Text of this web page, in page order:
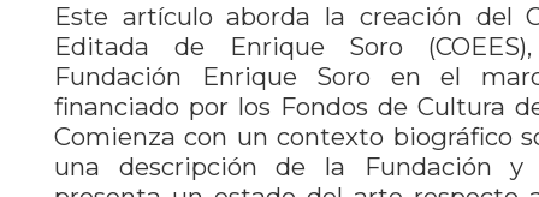
Este artículo aborda la creación del
Editada de Enrique Soro
Fundación Enrique Soro en el
financiado por los Fondos de Cultura
Comienza con un contexto biográfico
una descripción de la Fundación y